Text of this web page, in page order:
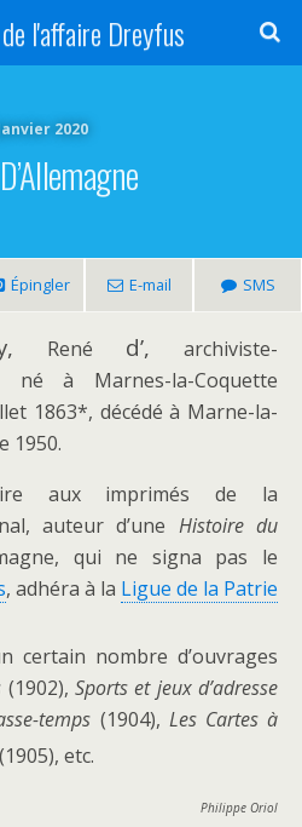
l'affaire Dreyfus
2020
Épingler E-mail SMS
René d’, archiviste-
né à Marnes-la-Coquette
1863*, décédé à Marne-la-
1950.
aux imprimés de la
auteur d’une Histoire du
qui ne signa pas le
, adhéra à la Ligue de la Patrie
certain nombre d’ouvrages
(1902),Sports et jeux d’adresse
temps (1904), Les Cartes à
(1905), etc.
Philippe Oriol